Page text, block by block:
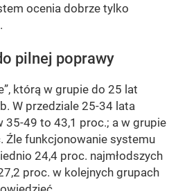
ocenia dobrze tylko
pilnej poprawy
którą w grupie do 25 lat
W przedziale 25-34 lata
49 to 43,1 proc.; a w grupie
Źle funkcjonowanie systemu
24,4 proc. najmłodszych
proc. w kolejnych grupach